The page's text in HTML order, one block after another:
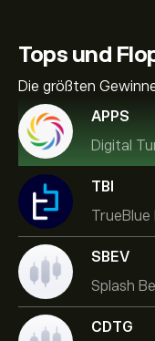
Tops und
Die größten
APPS
Digital
TBI
TrueBlue
SBEV
Splash
CDTG